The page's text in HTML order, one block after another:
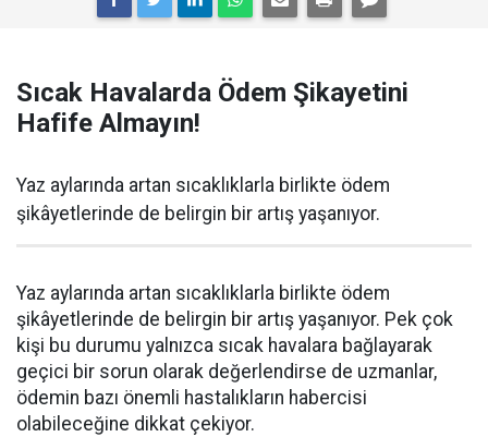
Sıcak Havalarda Ödem Şikayetini
Hafife Almayın!
Yaz aylarında artan sıcaklıklarla birlikte ödem
şikâyetlerinde de belirgin bir artış yaşanıyor.
Yaz aylarında artan sıcaklıklarla birlikte ödem
şikâyetlerinde de belirgin bir artış yaşanıyor. Pek çok
kişi bu durumu yalnızca sıcak havalara bağlayarak
geçici bir sorun olarak değerlendirse de uzmanlar,
ödemin bazı önemli hastalıkların habercisi
olabileceğine dikkat çekiyor.